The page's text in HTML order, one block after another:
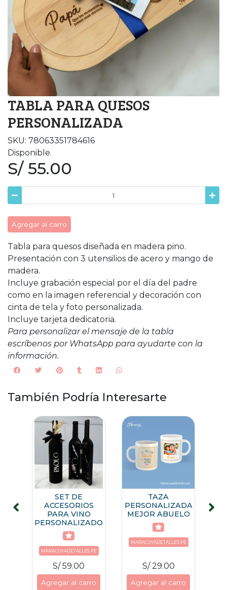
TABLA PARA QUESOS
PERSONALIZADA
SKU: 78063351784616
Disponible.
S/ 55.00
Agregar al carro
Tabla para quesos diseñada en madera pino.
Presentación con 3 utensilios de acero y mango de
madera.
Incluye grabación especial por el día del padre
como en la imagen referencial y decoración con
cinta de tela y foto personalizada.
Incluye tarjeta dedicatoria.
Para personalizar el mensaje de la tabla
escríbenos por WhatsApp para ayudarte con la
información.
También Podría Interesarte
SET DE
ACCESORIOS
PARA VINO
PERSONALIZADO
MARACUYADETALLES.PE
S/ 59.00
Agregar al carro
TAZA
PERSONALIZADA
MEJOR ABUELO
MARACUYADETALLES.PE
S/ 29.00
Agregar al carro